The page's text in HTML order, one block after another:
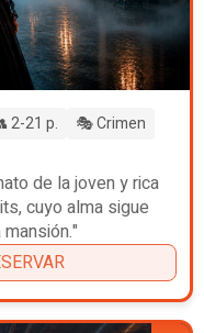
2-21 p.
🎭 Crimen
de la joven y rica
cuyo alma sigue